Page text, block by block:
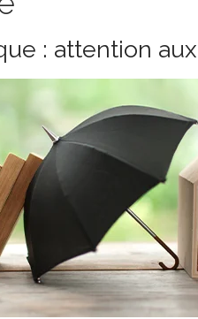
: attention